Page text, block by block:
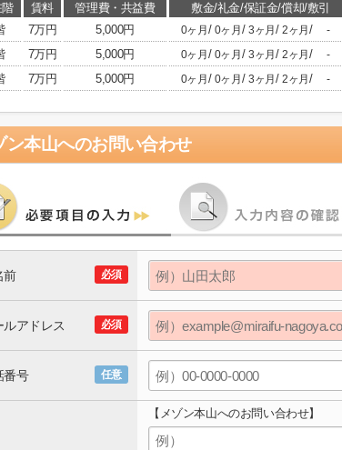
階 賃料 管理費・共益費 敷金/礼金/保証金/償却/敷引
7万円 5,000円 0ヶ月 / 0ヶ月 / 3ヶ月 /2ヶ月/ -
7万円 5,000円 0ヶ月 / 0ヶ月 / 3ヶ月 /2ヶ月/ -
7万円 5,000円 0ヶ月 / 0ヶ月 / 3ヶ月 /2ヶ月/ -
ン本山へのお問い合わせ
必須
前
必須
ルアドレス
任意
番号
【メゾン本山へのお問い合わせ】